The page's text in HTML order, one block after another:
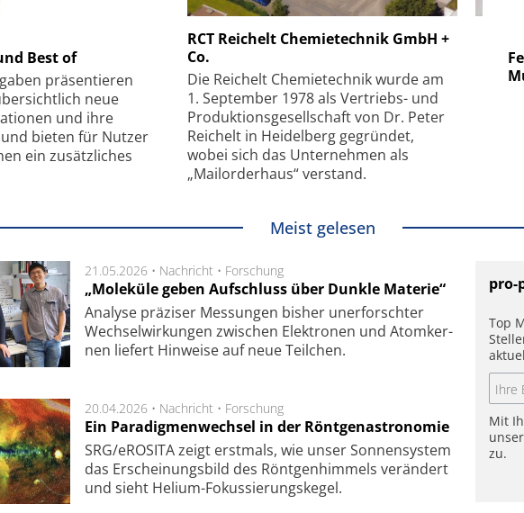
Best of
präsentieren
neue
und ihre
bieten für Nutzer
ein zusätzliches
RCT Reichelt Chemietechnik GmbH +
Co.
Die Reichelt Chemietechnik wurde am
1. September 1978 als Vertriebs- und
Produktionsgesellschaft von Dr. Peter
Reichelt in Heidelberg gegründet,
wobei sich das Unternehmen als
„Mailorderhaus“ verstand.
mit Super-
SmarAct GmbH
kleinstem Raum
Meist gelesen
21.05.2026 • Nachricht • Forschung
„Moleküle geben Aufschluss über Dunkle Materie“
Analyse prä­zi­ser Mes­sung­en bis­her un­er­for­schter
Wech­sel­wir­kung­en zwi­schen Elek­tro­nen und Atom­ker­
nen lie­fert Hin­wei­se auf neue Teil­chen.
20.04.2026 • Nachricht • Forschung
Ein Paradigmenwechsel in der Röntgenastronomie
SRG/eROSITA zeigt erst­mals, wie unser Son­nen­sys­tem
das Er­schei­nungs­bild des Rönt­gen­him­mels ver­än­dert
und sieht Helium-Fokus­sie­rungs­ke­gel.
pro-
Top
Mit
zu.